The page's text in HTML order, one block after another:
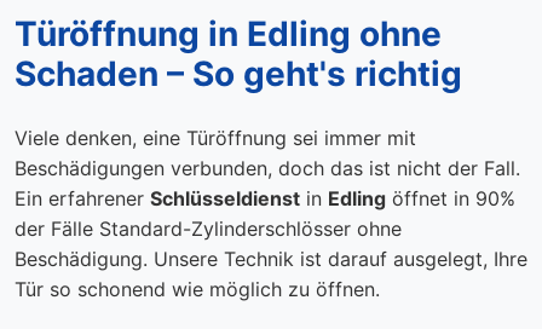
Türöffnung in Edling ohne
Schaden – So geht's richtig
Viele denken, eine Türöffnung sei immer mit
Beschädigungen verbunden, doch das ist nicht der Fall.
Ein erfahrener Schlüsseldienst in Edling öffnet in 90%
der Fälle Standard-Zylinderschlösser ohne
Beschädigung. Unsere Technik ist darauf ausgelegt, Ihre
Tür so schonend wie möglich zu öffnen.